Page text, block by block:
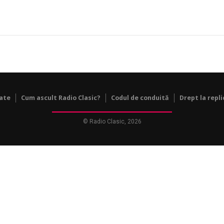
Cum ascult Radio Clasic? Codul de conduită Drept la
© Radio Clasic, 2026